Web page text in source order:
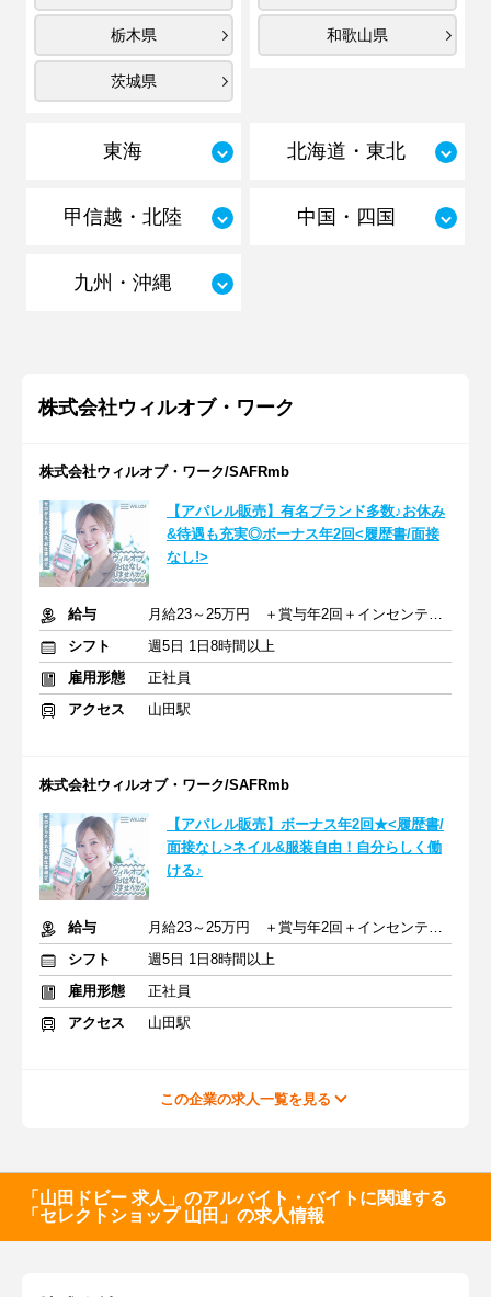
栃木県
茨城県
和歌山県
東海 北海道・東北
甲信越・北陸 中国・四国
九州・沖縄
株式会社ウィルオブ・ワーク
株式会社ウィルオブ・ワーク/SAFRmb
【アパレル販売】有名ブランド多数♪お休み
&待遇も充実◎ボーナス年2回<履歴書/面接
なし!>
給与
月給23～25万円 ＋賞与年2回＋インセンティブ＋交通費
シフト
週5日 1日8時間以上
雇用形態
正社員
アクセス
山田駅
株式会社ウィルオブ・ワーク/SAFRmb
【アパレル販売】ボーナス年2回★<履歴書/
面接なし>ネイル&服装自由！自分らしく働
ける♪
給与
月給23～25万円 ＋賞与年2回＋インセンティブ＋交通費
シフト
週5日 1日8時間以上
雇用形態
正社員
アクセス
山田駅
この企業の求人一覧を見る
「山田ドビー 求人」のアルバイト・バイトに関連する
「セレクトショップ 山田」の求人情報